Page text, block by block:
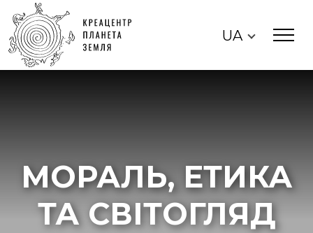
UA
МОРАЛЬ, ЕТИКА
ТА СВІТОГЛЯД